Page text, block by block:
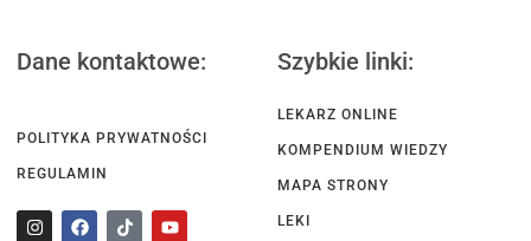
Dane kontaktowe:
POLITYKA PRYWATNOŚCI
REGULAMIN
Szybkie linki:
LEKARZ ONLINE
KOMPENDIUM WIEDZY
MAPA STRONY
LEKI